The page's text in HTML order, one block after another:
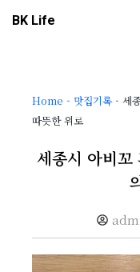
BK Life
Home - 맛집기록- 세
따뜻한 위로
세종시 아비